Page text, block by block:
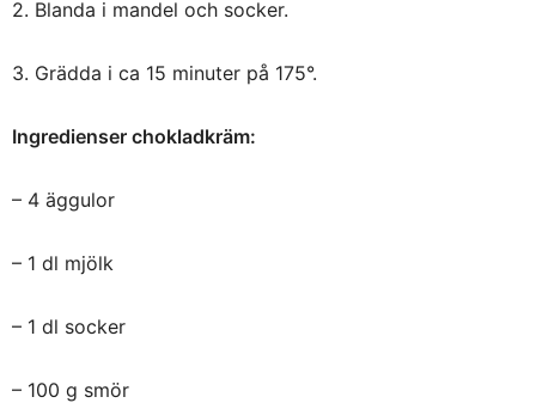
2. Blanda i mandel och socker.
3. Grädda i ca 15 minuter på 175°.
Ingredienser chokladkräm:
– 4 äggulor
– 1 dl mjölk
– 1 dl socker
– 100 g smör